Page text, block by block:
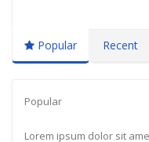
Popular Recent
Popular
Lorem ipsum dolor sit